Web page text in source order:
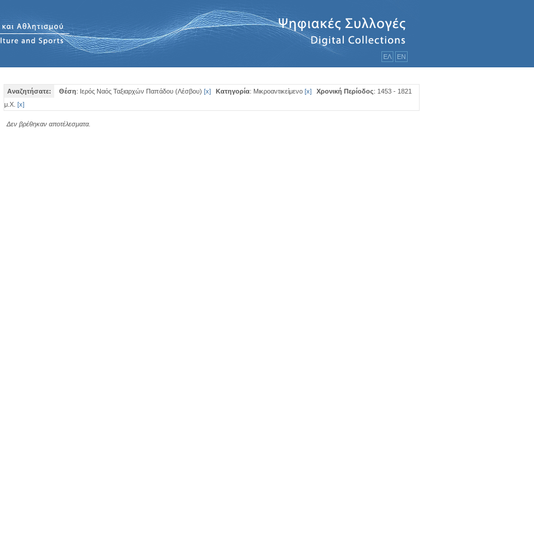
ΕΛ ΕΝ
Αναζητήσατε: Θέση: Ιερός Ναός Ταξιαρχών Παπάδου (Λέσβου) [x] Κατηγορία: Μικροαντικείμενο [x] Χρονική Περίοδος: 1453 - 1821
μ.Χ. [x]
Δεν βρέθηκαν αποτέλεσματα.